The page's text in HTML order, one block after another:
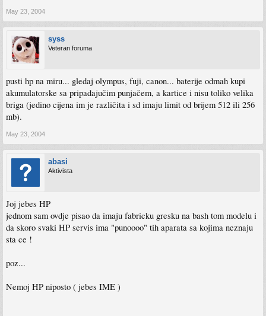
May 23, 2004
syss
Veteran foruma
pusti hp na miru... gledaj olympus, fuji, canon... baterije odmah kupi
akumulatorske sa pripadajučim punjačem, a kartice i nisu toliko velika
briga (jedino cijena im je različita i sd imaju limit od brijem 512 ili 256
mb).
May 23, 2004
abasi
Aktivista
Joj jebes HP
jednom sam ovdje pisao da imaju fabricku gresku na bash tom modelu i
da skoro svaki HP servis ima "punoooo" tih aparata sa kojima neznaju
sta ce !
poz...
Nemoj HP niposto ( jebes IME )